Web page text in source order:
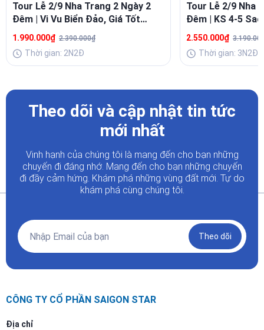
Tour Lễ 2/9 Nha Trang 2 Ngày 2
Đêm | Vi Vu Biển Đảo, Giá Tốt
Cùng Saigon Star Travel
1.990.000₫ 2.390.000₫
Thời gian: 2N2Đ
Tour Lễ 2/9 Nha
Đêm | KS 4-5
| Saigon Star
2.550.000₫
Thời gian: 3N2Đ
Theo dõi và cập nhật tin tức
mới nhất
Vinh hạnh của chúng tôi là mang đến cho bạn những
chuyến đi đáng nhớ. Mang đến cho bạn những chuyến
đi đầy cảm hứng. Khám phá những vùng đất mới. Tự do
khám phá cùng chúng tôi.
Theo dõi
CÔNG TY CỔ PHẦN SAIGON STAR
Địa chỉ